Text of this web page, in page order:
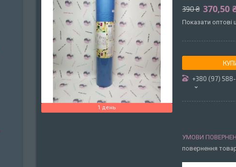
1 день
390 ₴ 370,50
Показати оптові
+380 (97)
повернення